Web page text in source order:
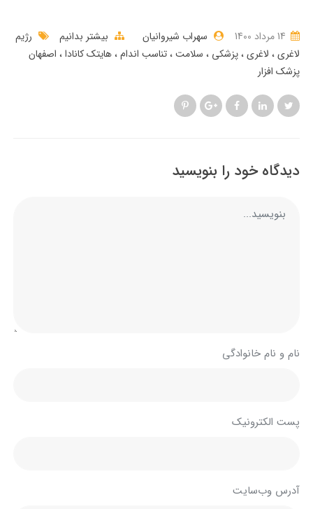
سهراب شیروانیان بیشتر بدانیم
رژیم
لاغری لاغری پزشکی سلامت تناسب اندام هایتک کانادا اصفهان
پزشک افزار
دیدگاه خود را بنویسید
نام و نام خانوادگی
پست الکترونیک
آدرس وب‌سایت